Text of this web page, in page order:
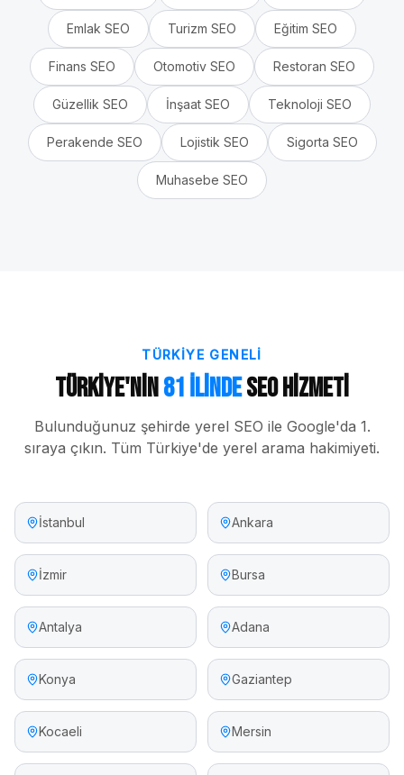
Emlak SEO Turizm SEO Eğitim SEO
Finans SEO Otomotiv SEO Restoran SEO
Güzellik SEO İnşaat SEO Teknoloji SEO
Perakende SEO Lojistik SEO Sigorta SEO
Muhasebe SEO
TÜRKIYE GENELI
Türkiye'nin81 İlindeSEO Hizmeti
Bulunduğunuz şehirde yerel SEO ile Google'da 1.
sıraya çıkın. Tüm Türkiye'de yerel arama hakimiyeti.
İstanbul Ankara
İzmir Bursa
Antalya Adana
Konya Gaziantep
Kocaeli Mersin